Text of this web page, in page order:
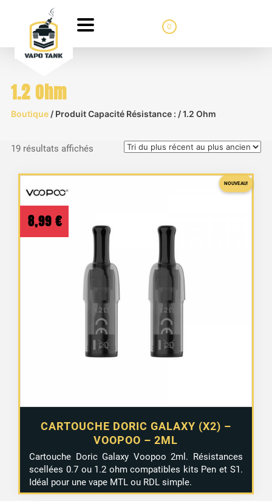
0
1.2 Ohm
Boutique/ Produit Capacité Résistance : / 1.2 Ohm
19 résultats affichésTrié
plus
NOUVEAU!
CARTOUCHE DORIC GALAXY (X2) –
VOOPOO – 2ML
8,99 €
Cartouche Doric Galaxy Voopoo 2ml. Résistances
scellées 0.7 ou 1.2 ohm compatibles kits Pen et S1.
Idéal pour une vape MTL ou RDL simple.